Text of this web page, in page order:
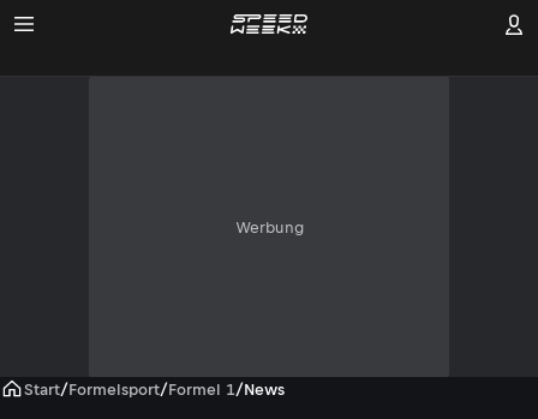
Werbung
Start/Formelsport/Formel 1/News